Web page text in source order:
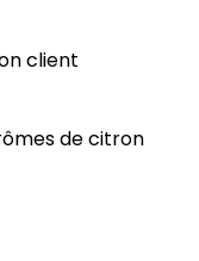
client
de citron